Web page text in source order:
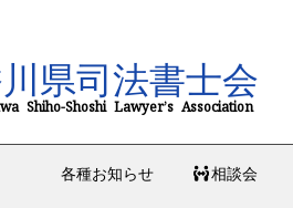
県司法書士会
Shiho-Shoshi Lawyer’s Association
各種お知らせ 相談会